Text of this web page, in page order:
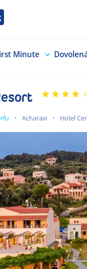
Minute
Acharavi Hotel